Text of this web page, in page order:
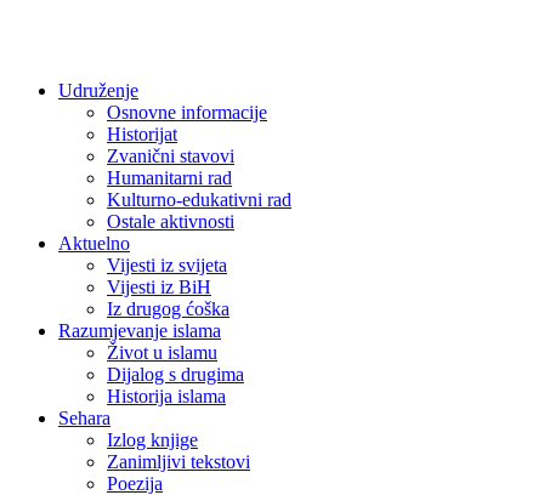
Udruženje
Osnovne informacije
Historijat
Zvanični stavovi
Humanitarni rad
Kulturno-edukativni rad
Ostale aktivnosti
Aktuelno
Vijesti iz svijeta
Vijesti iz BiH
Iz drugog ćoška
Razumjevanje islama
Život u islamu
Dijalog s drugima
Historija islama
Sehara
Izlog knjige
Zanimljivi tekstovi
Poezija